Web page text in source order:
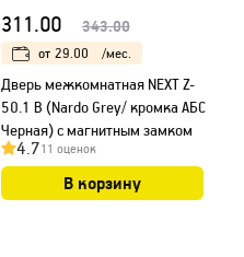
311.00 343.00
от 29.00 /мес.
Дверь межкомнатная NEXT Z-
50.1 B (Nardo Grey/ кромка АБС
Черная) с магнитным замком
4.711 оценок
В корзину